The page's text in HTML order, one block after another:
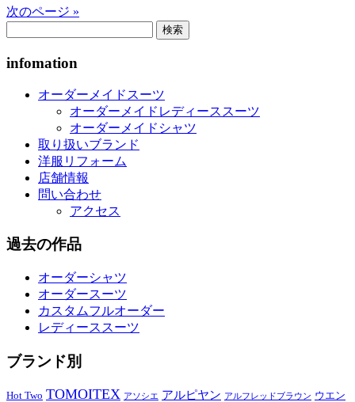
次のページ »
infomation
オーダーメイドスーツ
オーダーメイドレディーススーツ
オーダーメイドシャツ
取り扱いブランド
洋服リフォーム
店舗情報
問い合わせ
アクセス
過去の作品
オーダーシャツ
オーダースーツ
カスタムフルオーダー
レディーススーツ
ブランド別
Hot Two TOMOITEX アソシエ アルピヤン アルフレッドブラウン ウエン